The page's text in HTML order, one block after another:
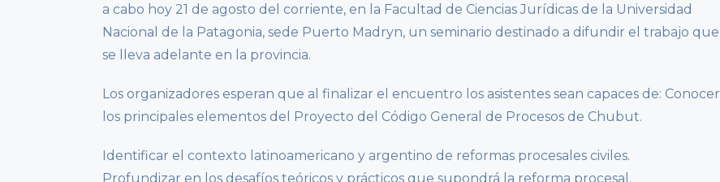
a cabo hoy 21 de agosto del corriente, en la Facultad de Ciencias Jurídicas de la Universidad
Nacional de la Patagonia, sede Puerto Madryn, un seminario destinado a difundir el trabajo que
se lleva adelante en la provincia.
Los organizadores esperan que al finalizar el encuentro los asistentes sean capaces de: Conocer
los principales elementos del Proyecto del Código General de Procesos de Chubut.
Identificar el contexto latinoamericano y argentino de reformas procesales civiles.
Profundizar en los desafíos teóricos y prácticos que supondrá la reforma procesal.